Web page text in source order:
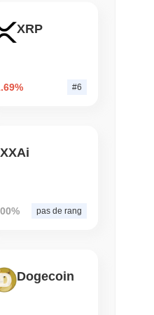
IA ont
XRP
#6
pas de rang
Dogecoin